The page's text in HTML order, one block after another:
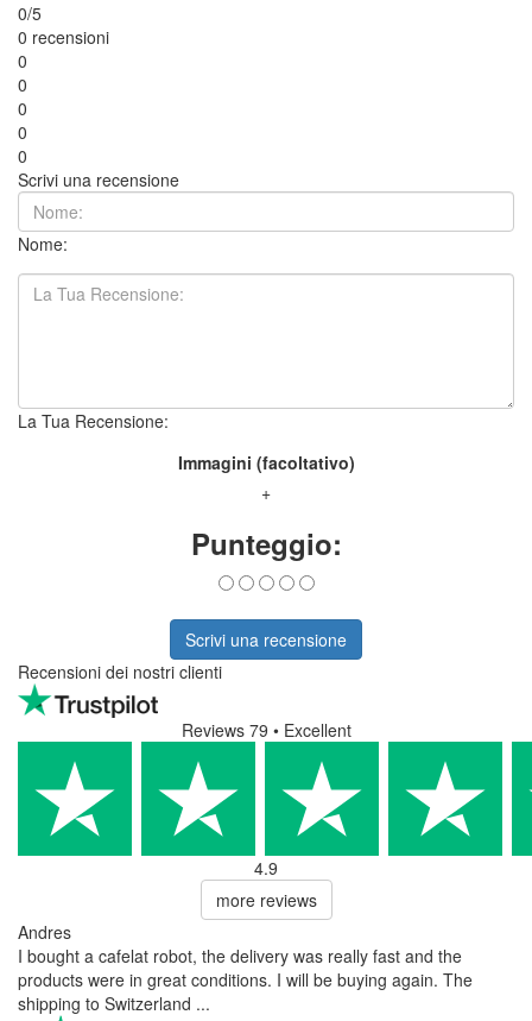
0/5
0 recensioni
0
0
0
0
0
Scrivi una recensione
Nome:
La Tua Recensione:
Immagini (facoltativo)
+
Punteggio:
Scrivi una recensione
Recensioni dei nostri clienti
Reviews 79 • Excellent
4.9
more reviews
Andres
I bought a cafelat robot, the delivery was really fast and the
products were in great conditions. I will be buying again. The
shipping to Switzerland ...